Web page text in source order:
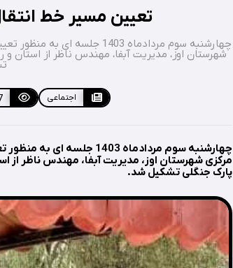
تعیین مسیر خط
چهارشنبه سوم مردادماه
شهرستان اوز، مدیریت آبفا، مهندس ناظر از استان
اجتماعی
چهارشنبه سوم مردادماه
مرکزی شهرستان اوز، مدیریت آبفا، مهندس ناظر
پارک جنگلی تشکیل شد.